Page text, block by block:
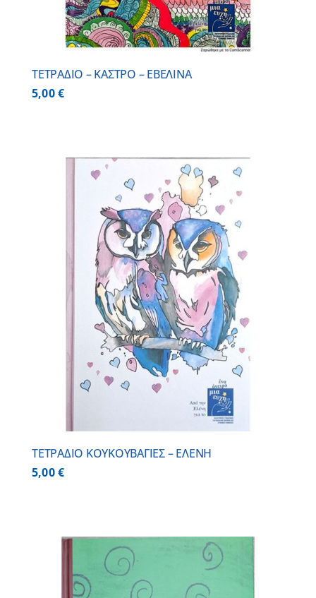
ΤΕΤΡΑΔΙΟ – ΚΑΣΤΡΟ – ΕΒΕΛΙΝΑ
5,00€
ΤΕΤΡΑΔΙΟ ΚΟΥΚΟΥΒΑΓΙΕΣ – ΕΛΕΝΗ
5,00€